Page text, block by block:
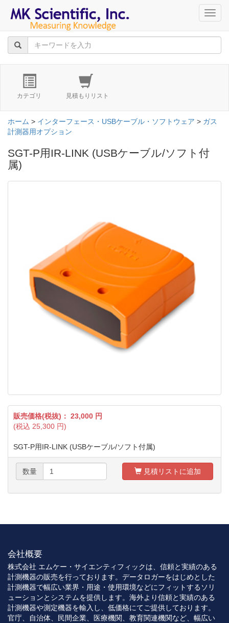
カテゴリ 見積もりリスト
ホーム > インターフェース・USBケーブル・ソフトウェア > ガス
計測器用オプション
SGT-P用IR-LINK (USBケーブル/ソフト付
属)
販売価格(税抜)： 23,000 円
(税込 25,300 円)
SGT-P用IR-LINK (USBケーブル/ソフト付属)
数量 見積リストに追加
会社概要
株式会社 エムケー・サイエンティフィックは、信頼と実績のある
計測機器の販売を行っております。データロガーをはじめとした
計測機器で幅広い業界・用途・使用環境などにフィットするソリ
ューションとシステムを提供します。海外より信頼と実績のある
計測機器や測定機器を輸入し、低価格にてご提供しております。
官庁、自治体、民間企業、医療機関、教育関連機関など、幅広い